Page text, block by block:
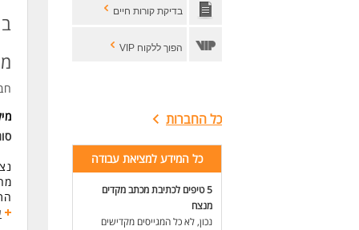
בדיקת קורות חיים
הפוך ללקוח VIP
כל החברות
כל המידע למציאת עבודה
5 טיפים לכתיבת מכתב מקדים
מנצח
נכון, לא כל המגייסים מקדישים